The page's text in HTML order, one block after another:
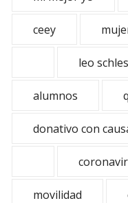
ceey
leo
alumnos
donativo con
movilidad